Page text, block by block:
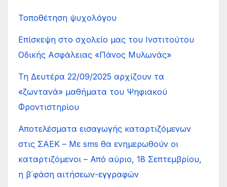
Τοποθέτηση ψυχολόγου
Επίσκεψη στο σχολείο μας του Ινστιτούτου
Οδικής Ασφάλειας «Πάνος Μυλωνάς»
Τη Δευτέρα 22/09/2025 αρχίζουν τα
«ζωντανά» μαθήματα του Ψηφιακού
Φροντιστηρίου
Αποτελέσματα εισαγωγής καταρτιζόμενων
στις ΣΑΕΚ – Με sms θα ενημερωθούν οι
καταρτιζόμενοι – Από αύριο, 18 Σεπτεμβρίου,
η β΄φάση αιτήσεων-εγγραφών